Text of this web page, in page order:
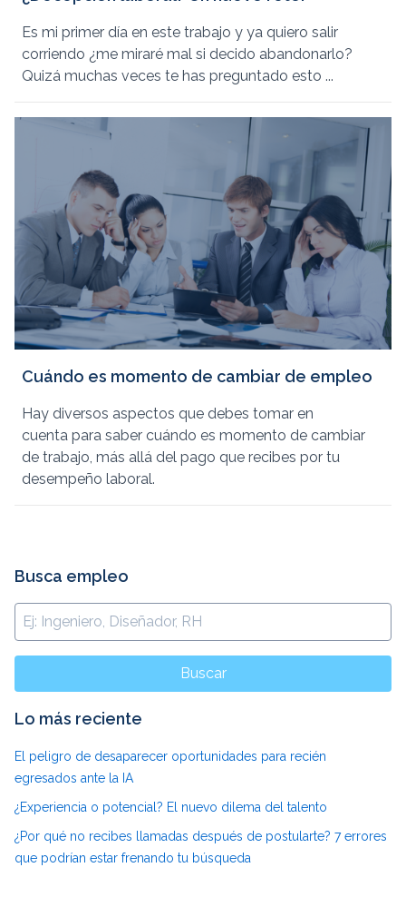
Es mi primer día en este trabajo y ya quiero salir
corriendo ¿me miraré mal si decido abandonarlo?
Quizá muchas veces te has preguntado esto ...
Cuándo es momento de cambiar de empleo
Hay diversos aspectos que debes tomar en
cuenta para saber cuándo es momento de cambiar
de trabajo, más allá del pago que recibes por tu
desempeño laboral.
Busca empleo
Buscar
Lo más reciente
El peligro de desaparecer oportunidades para recién
egresados ante la IA
¿Experiencia o potencial? El nuevo dilema del talento
¿Por qué no recibes llamadas después de postularte? 7 errores
que podrían estar frenando tu búsqueda